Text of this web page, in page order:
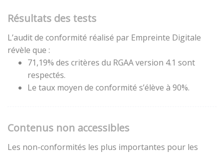
Résultats des tests
L’audit de conformité réalisé par Empreinte Digitale
révèle que :
71,19% des critères du RGAA version 4.1 sont
respectés.
Le taux moyen de conformité s’élève à 90%.
Contenus non accessibles
Les non-conformités les plus importantes pour les